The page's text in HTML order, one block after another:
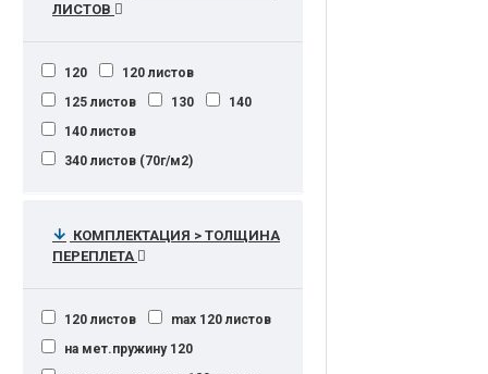
ЛИСТОВ
120
120 листов
125 листов
130
140
140 листов
340 листов (70г/м2)
КОМПЛЕКТАЦИЯ > ТОЛЩИНА
ПЕРЕПЛЕТА
120 листов
max 120 листов
на мет.пружину 120